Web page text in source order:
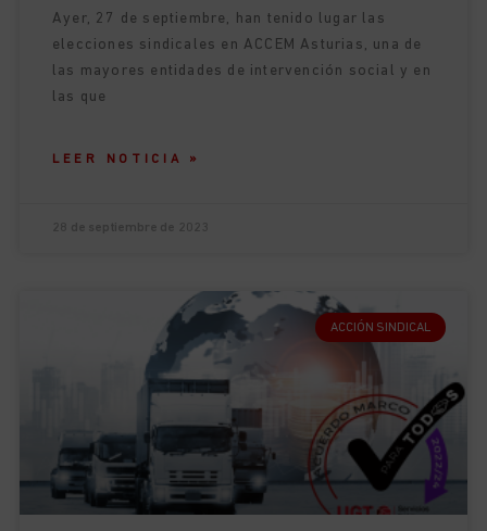
Ayer, 27 de septiembre, han tenido lugar las
elecciones sindicales en ACCEM Asturias, una de
las mayores entidades de intervención social y en
las que
LEER NOTICIA »
ACCIÓN SINDICAL